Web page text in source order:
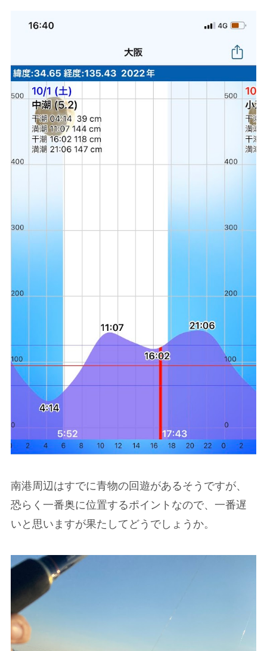
南港周辺はすでに青物の回遊があるそうですが、
恐らく一番奥に位置するポイントなので、一番遅
いと思いますが果たしてどうでしょうか。